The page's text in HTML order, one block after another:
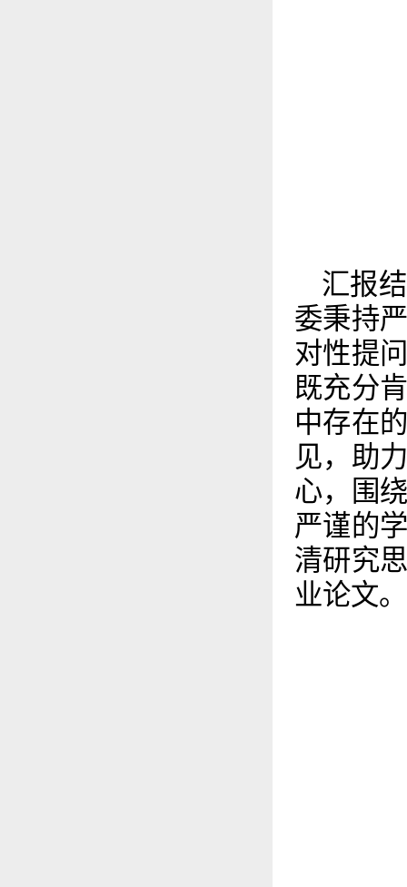
汇报
委秉持
对性提
既充分
中存在
见，助
心，围
严谨的
清研究
业论文。